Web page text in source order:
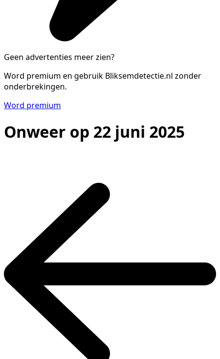
Geen advertenties meer zien?
Word premium en gebruik Bliksemdetectie.nl zonder
onderbrekingen.
Word premium
Onweer op 22 juni 2025